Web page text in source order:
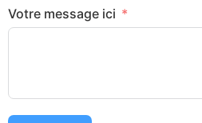
Votre message ici